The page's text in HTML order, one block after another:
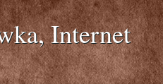
Internet